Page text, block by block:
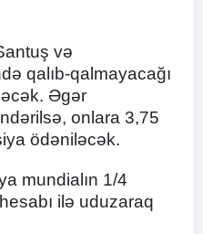
və
qalıb-qalmayacağı
Əgər
onlara 3,75
ödəniləcək.
mundialın 1/4
ilə uduzaraq